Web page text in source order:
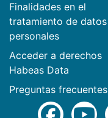
Finalidades en el
tratamiento de datos
personales
Acceder a derechos
Habeas Data
Preguntas frecuentes